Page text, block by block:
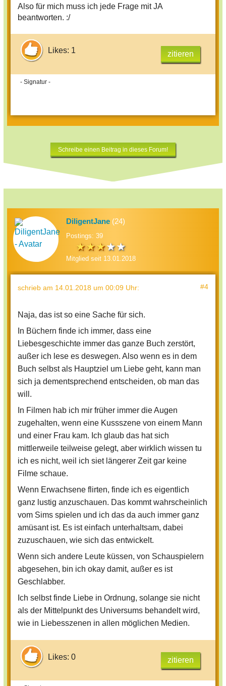
Also für mich muss ich jede Frage mit JA
beantworten. :/
Likes: 1 zitieren
- Signatur -
Schreibe einen Beitrag in dieses Forum!
DiligentJane (24)
Postings: 39
Mitglied seit 13.01.2018
schrieb am 14.01.2018 um 00:09 Uhr: #4
Naja, das ist so eine Sache für sich.
In Büchern finde ich immer, dass eine
Liebesgeschichte immer das ganze Buch zerstört,
außer ich lese es deswegen. Also wenn es in dem
Buch selbst als Hauptziel um Liebe geht, kann man
sich ja dementsprechend entscheiden, ob man das
will.
In Filmen hab ich mir früher immer die Augen
zugehalten, wenn eine Kussszene von einem Mann
und einer Frau kam. Ich glaub das hat sich
mittlerweile teilweise gelegt, aber wirklich wissen tu
ich es nicht, weil ich siet längerer Zeit gar keine
Filme schaue.
Wenn Erwachsene flirten, finde ich es eigentlich
ganz lustig anzuschauen. Das kommt wahrscheinlich
vom Sims spielen und ich das da auch immer ganz
amüsant ist. Es ist einfach unterhaltsam, dabei
zuzuschauen, wie sich das entwickelt.
Wenn sich andere Leute küssen, von Schauspielern
abgesehen, bin ich okay damit, außer es ist
Geschlabber.
Ich selbst finde Liebe in Ordnung, solange sie nicht
als der Mittelpunkt des Universums behandelt wird,
wie in Liebesszenen in allen möglichen Medien.
Likes: 0 zitieren